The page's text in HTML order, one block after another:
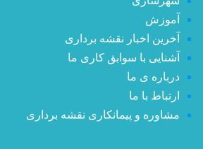
آموزش
آخرین اخبار نقشه برداری
آشنایی با سوابق کاری ما
درباره ی ما
ارتباط با ما
مشاوره و پیمانکاری نقشه برداری